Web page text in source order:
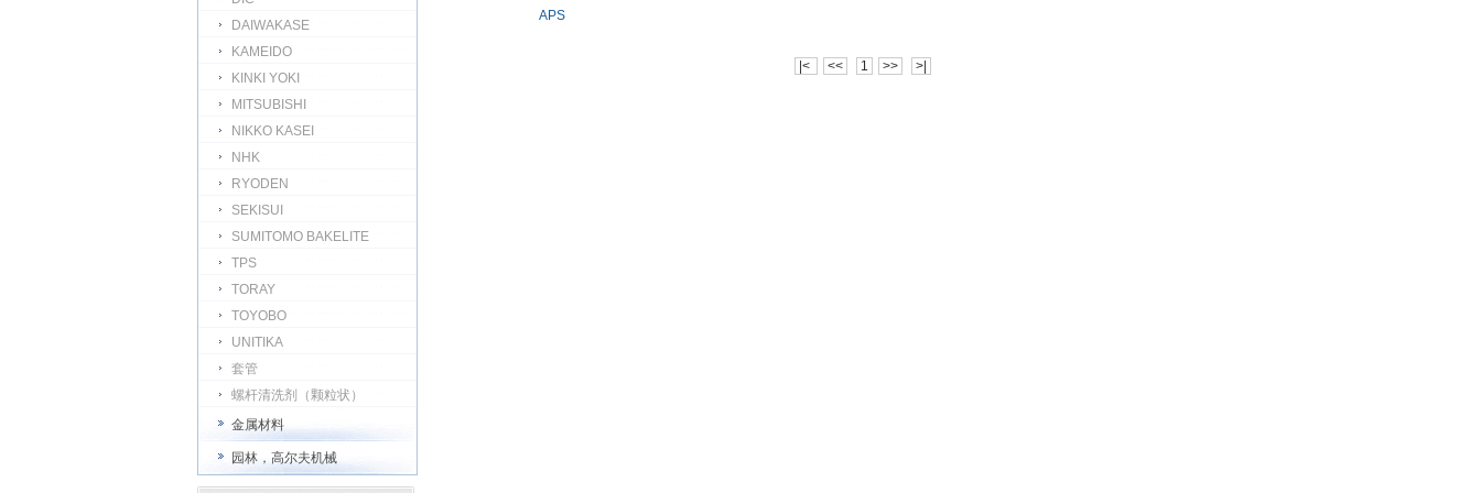
DAIWAKASE
KAMEIDO
KINKI YOKI
MITSUBISHI
NIKKO KASEI
NHK
RYODEN
SEKISUI
SUMITOMO BAKELITE
TPS
TORAY
TOYOBO
UNITIKA
套管
螺杆清洗剂（颗粒状）
金属材料
园林，高尔夫机械
APS
|< << 1 >> >|